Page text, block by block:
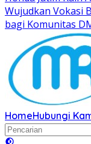
Wujudkan Vokasi
bagi Komunitas
HomeHubungi